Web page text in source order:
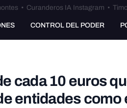
• Curanderos IA Instagram •
CONTROL DEL PODER
cada 10 euros
entidades como